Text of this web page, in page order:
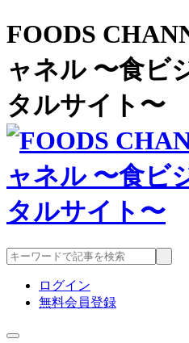
FOODS
ャネル 〜食ビ
タルサイト〜
ログイン
無料会員登録